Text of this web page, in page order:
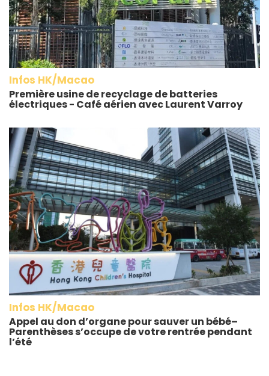
Infos HK/Macao
Première usine de recyclage de batteries
électriques - Café aérien avec Laurent Varroy
Infos HK/Macao
Appel au don d’organe pour sauver un bébé–
Parenthèses s’occupe de votre rentrée pendant
l’été